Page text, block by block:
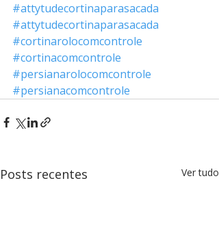
#attytudecortinaparasacada
#attytudecortinaparasacada
#cortinarolocomcontrole
#cortinacomcontrole
#persianarolocomcontrole
#persianacomcontrole
Posts recentes Ver tudo